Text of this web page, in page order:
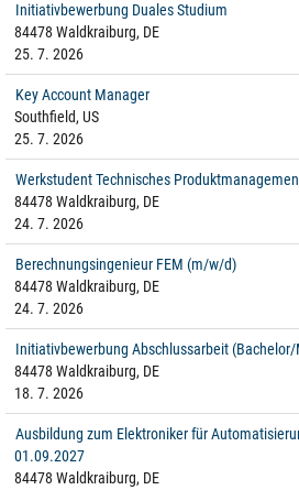
Initiativbewerbung Duales Studium
84478 Waldkraiburg, DE
25. 7. 2026
Key Account Manager
Southfield, US
25. 7. 2026
Werkstudent Technisches
84478 Waldkraiburg, DE
24. 7. 2026
Berechnungsingenieur FEM (m/w/d)
84478 Waldkraiburg, DE
24. 7. 2026
Initiativbewerbung Abschlussarbeit
84478 Waldkraiburg, DE
18. 7. 2026
Ausbildung zum Elektroniker für
01.09.2027
84478 Waldkraiburg, DE